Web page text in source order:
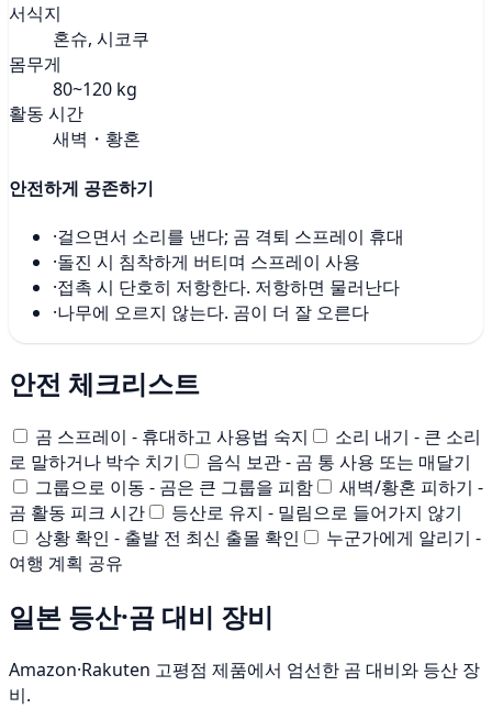
서식지
혼슈, 시코쿠
몸무게
80~120 kg
활동 시간
새벽・황혼
안전하게 공존하기
·걸으면서 소리를 낸다; 곰 격퇴 스프레이 휴대
·돌진 시 침착하게 버티며 스프레이 사용
·접촉 시 단호히 저항한다. 저항하면 물러난다
·나무에 오르지 않는다. 곰이 더 잘 오른다
안전 체크리스트
곰 스프레이 - 휴대하고 사용법 숙지
소리 내기 - 큰 소리
로 말하거나 박수 치기
음식 보관 - 곰 통 사용 또는 매달기
그룹으로 이동 - 곰은 큰 그룹을 피함
새벽/황혼 피하기 -
곰 활동 피크 시간
등산로 유지 - 밀림으로 들어가지 않기
상황 확인 - 출발 전 최신 출몰 확인
누군가에게 알리기 -
여행 계획 공유
일본 등산·곰 대비 장비
Amazon·Rakuten 고평점 제품에서 엄선한 곰 대비와 등산 장
비.